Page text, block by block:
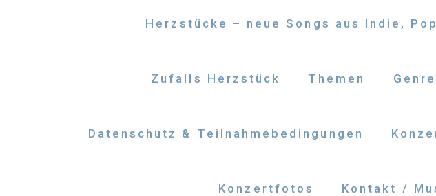
Herzstücke – neue Songs aus Indie,
Zufalls Herzstück Themen Genre
Datenschutz & Teilnahmebedingungen
Konzertfotos Kontakt /